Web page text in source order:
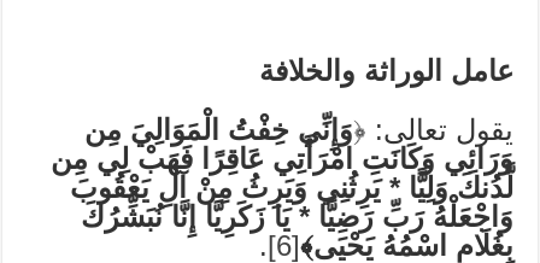
عامل الوراثة والخلافة
يقول تعالى: ﴿وَإِنِّي خِفْتُ الْمَوَالِيَ مِن
وَرَائِي وَكَانَتِ امْرَأَتِي عَاقِرًا فَهَبْ لِي مِن
لَّدُنكَ وَلِيًّا * يَرِثُنِي وَيَرِثُ مِنْ آلِ يَعْقُوبَ
وَاجْعَلْهُ رَبِّ رَضِيًّا * يَا زَكَرِيَّا إِنَّا نُبَشِّرُكَ
بِغُلَامٍ اسْمُهُ يَحْيَى﴾[6]
.